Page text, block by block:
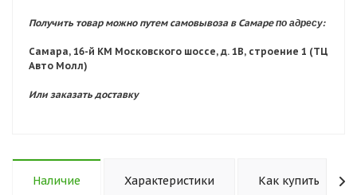
Получить товар можно путем самовывоза в Самарепо адресу:
Самара, 16-й КМ Московского шоссе, д. 1В, строение 1 (ТЦ
Авто Молл)
Или заказать доставку
Наличие Характеристики Как купить